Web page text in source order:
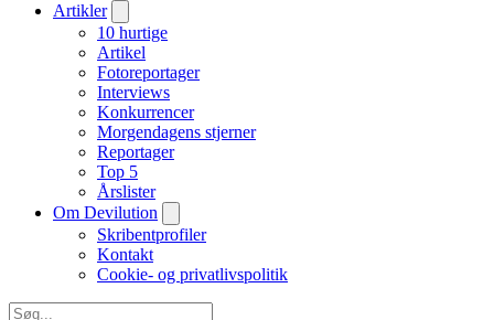
Artikler
10 hurtige
Artikel
Fotoreportager
Interviews
Konkurrencer
Morgendagens stjerner
Reportager
Top 5
Årslister
Om Devilution
Skribentprofiler
Kontakt
Cookie- og privatlivspolitik